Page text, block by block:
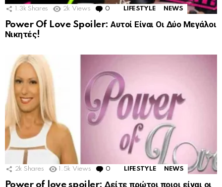
1.3k Shares 2k Views 0 Comments
LIFESTYLE NEWS
Power Of Love Spoiler: Αυτοί Είναι Οι Δύο Μεγάλοι
Νικητές!
2k Shares 1.5k Views 0 Comments
LIFESTYLE NEWS
Power of love spoiler: Δείτε πρώτοι ποιοι είναι οι